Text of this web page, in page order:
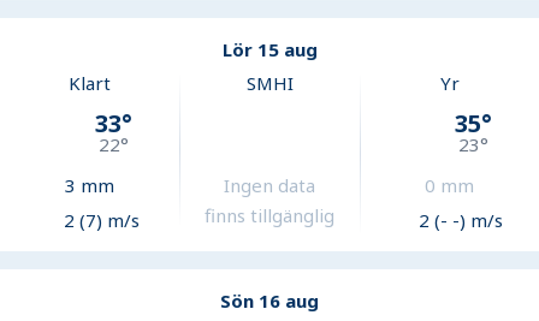
Lör 15 aug
Klart
33°
22°
3 mm
2 (7) m/s
SMHI
Ingen data
finns tillgänglig
Yr
35°
23°
0 mm
2 (- -) m/s
Sön 16 aug